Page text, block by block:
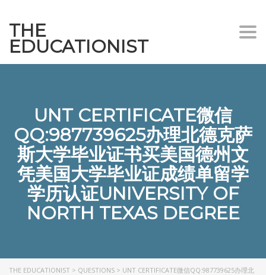
THE
EDUCATIONIST
UNT CERTIFICATE微信
QQ:987739625办理北德克萨
斯大学毕业证书买美国德州文
凭美国大学毕业证成绩单留学
学历认证UNIVERSITY OF
NORTH TEXAS DEGREE
THE EDUCATIONIST > QUESTIONS > UNT CERTIFICATE微信QQ:987739625办理北